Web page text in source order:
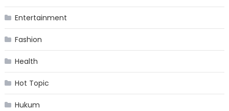
Entertainment
Fashion
Health
Hot Topic
Hukum